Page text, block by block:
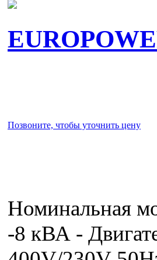
Позвоните, чтобы уточнить цену
Номинальная
-8 кВА -